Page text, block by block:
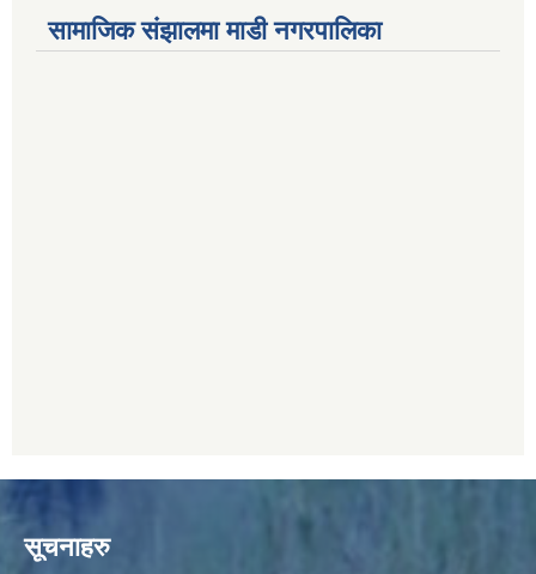
सामाजिक संझालमा माडी नगरपालिका
सूचनाहरु